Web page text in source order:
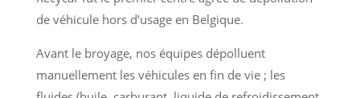
de véhicule hors d’usage en Belgique.
Avant le broyage, nos équipes dépolluent
manuellement les véhicules en fin de vie ; les